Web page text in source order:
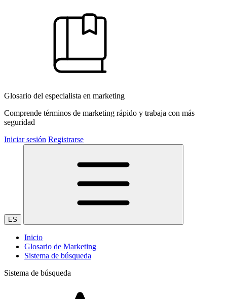
Glosario del especialista en marketing
Comprende términos de marketing rápido y trabaja con más
seguridad
Iniciar sesión Registrarse
ES
Inicio
Glosario de Marketing
Sistema de búsqueda
Sistema de búsqueda